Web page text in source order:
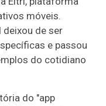
móveis.
deixou de ser
e passou
do cotidiano
do "app